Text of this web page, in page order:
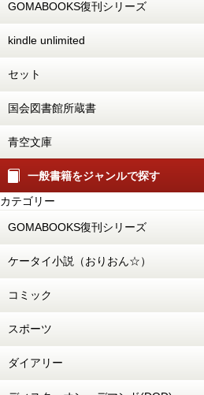
GOMABOOKS復刊シリーズ
kindle unlimited
セット
国会図書館所蔵書
青空文庫
一般書籍をジャンルで探す
カテゴリー
GOMABOOKS復刊シリーズ
ケータイ小説（おりおん☆）
コミック
スポーツ
ダイアリー